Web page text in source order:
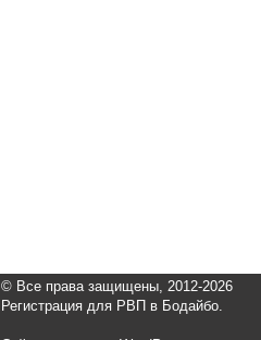
© Все права защищены, 2012-2026
Регистрация для РВП в Бодайбо.